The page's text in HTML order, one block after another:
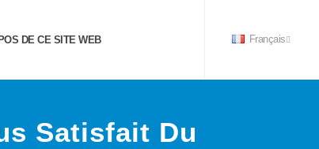
DE CE SITE WEB Français
Satisfait Du